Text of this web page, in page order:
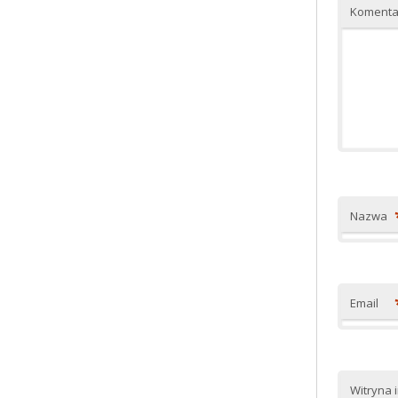
Nazwa
Email
Witryna